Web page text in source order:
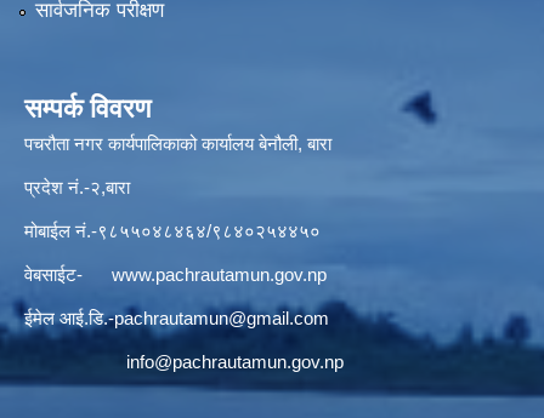
सार्वजनिक परीक्षण
सम्पर्क विवरण
पचरौता नगर कार्यपालिकाको कार्यालय बेनौली, बारा
प्रदेश नं.-२,बारा
मोबाईल नं.-९८५५०४८४६४/९८४०२५४४५०
वेबसाईट- www.pachrautamun.gov.np
ईमेल आई.डि.-pachrautamun@gmail.com
info@pachrautamun.gov.np